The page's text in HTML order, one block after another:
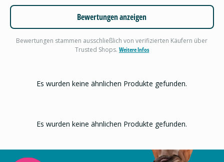
Bewertungen anzeigen
Bewertungen stammen ausschließlich von verifizierten Käufern über
Trusted Shops. Weitere Infos
Es wurden keine ähnlichen Produkte gefunden.
Es wurden keine ähnlichen Produkte gefunden.